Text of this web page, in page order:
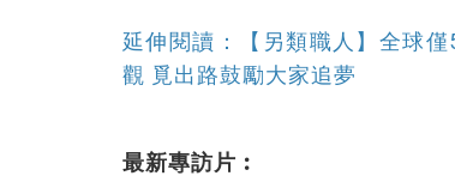
延伸閱讀：【另類職人】全球
觀 覓出路鼓勵大家追夢
最新專訪片︰